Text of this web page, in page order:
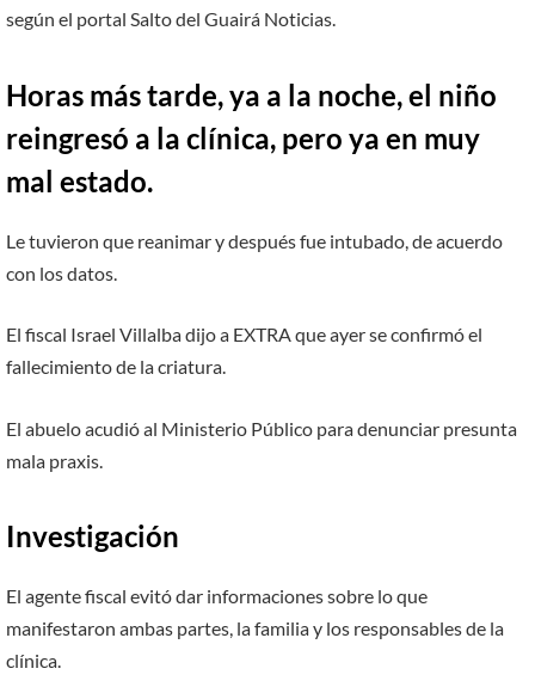
según el portal Salto del Guairá Noticias.
Horas más tarde, ya a la noche, el niño
reingresó a la clínica, pero ya en muy
mal estado.
Le tuvieron que reanimar y después fue intubado, de acuerdo
con los datos.
El fiscal Israel Villalba dijo a EXTRA que ayer se confirmó el
fallecimiento de la criatura.
El abuelo acudió al Ministerio Público para denunciar presunta
mala praxis.
Investigación
El agente fiscal evitó dar informaciones sobre lo que
manifestaron ambas partes, la familia y los responsables de la
clínica.